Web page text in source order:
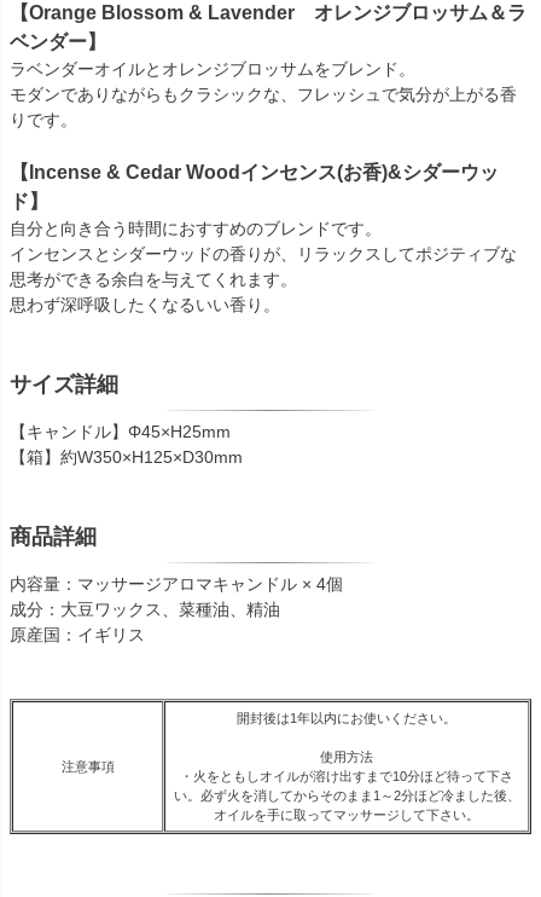
【Orange Blossom & Lavender オレンジブロッサム＆ラ
ベンダー】
ラベンダーオイルとオレンジブロッサムをブレンド。
モダンでありながらもクラシックな、フレッシュで気分が上がる香
りです。
【Incense & Cedar Woodインセンス(お香)&シダーウッ
ド】
自分と向き合う時間におすすめのブレンドです。
インセンスとシダーウッドの香りが、リラックスしてポジティブな
思考ができる余白を与えてくれます。
思わず深呼吸したくなるいい香り。
サイズ詳細
【キャンドル】Φ45×H25mm
【箱】約W350×H125×D30mm
商品詳細
内容量：マッサージアロマキャンドル × 4個
成分：大豆ワックス、菜種油、精油
原産国：イギリス
注意事項
開封後は1年以内にお使いください。
使用方法
・火をともしオイルが溶け出すまで10分ほど待って下さ
い。必ず火を消してからそのまま1～2分ほど冷ました後、
オイルを手に取ってマッサージして下さい。